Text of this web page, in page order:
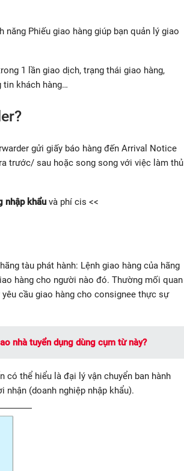
Phiếu giao hàng giúp bạn quản lý giao
1 lần giao dịch, trạng thái giao hàng,
tin khách hàng…
gửi giấy báo hàng đến Arrival Notice
trước/ sau hoặc song song với việc làm thủ
nhập khẩu và phí cis <<
tàu phát hành: Lệnh giao hàng của hãng
hàng cho người nào đó. Thường mối quan
cầu giao hàng cho consignee thực sự
nhà tuyển dụng dùng cụm từ này?
có thể hiểu là đại lý vận chuyển ban hành
nhận (doanh nghiệp nhập khẩu).